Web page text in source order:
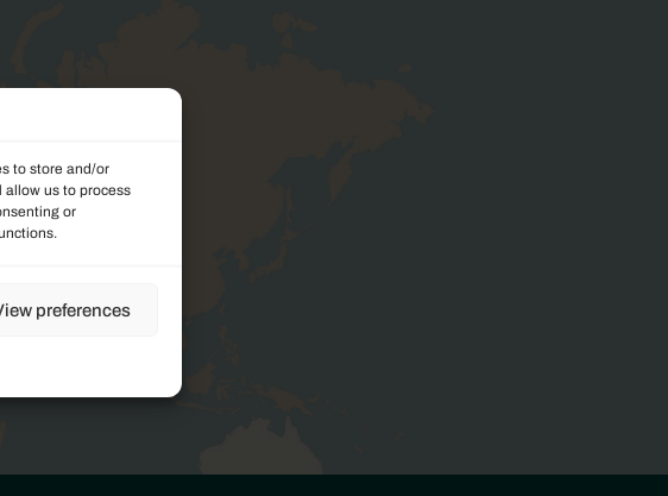
to store and/or
us to process
or
preferences